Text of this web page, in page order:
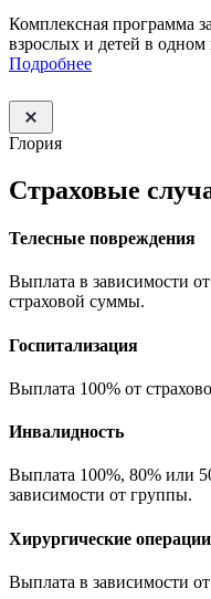
Комплексная программа
взрослых и детей в одном
Подробнее
Глория
Страховые
Телесные повреждения
Выплата в зависимости
страховой суммы.
Госпитализация
Выплата 100% от
Инвалидность
Выплата 100%, 80% или
зависимости от группы.
Хирургические операции
Выплата в зависимости